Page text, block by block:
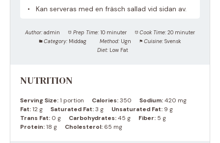
Kan serveras med en fräsch sallad vid sidan av.
Author: admin Prep Time: 10 minuter Cook Time: 20 minuter
Category: Middag Method: Ugn Cuisine: Svensk
Diet: Low Fat
NUTRITION
Serving Size:1 portion Calories:350 Sodium:420 mg
Fat:12 g Saturated Fat:3 g Unsaturated Fat: 9 g
Trans Fat: 0 g Carbohydrates:45 g Fiber: 5 g
Protein:18 g Cholesterol: 65 mg